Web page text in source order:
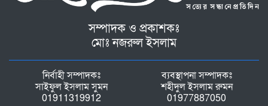
সম্পাদক ও প্রকাশকঃ
মোঃ নজরুল ইসলাম
নির্বাহী সম্পাদকঃ
সাইফুল ইসলাম সুমন
01911319912
ব্যবস্থাপনা সম্পাদকঃ
শহীদুল ইসলাম রুমন
01977887050